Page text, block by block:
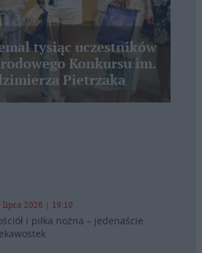
tysiąc uczestników
Konkursu im.
Pietrzaka
lipca 2026 | 19:10
i piłka nożna – jedenaście